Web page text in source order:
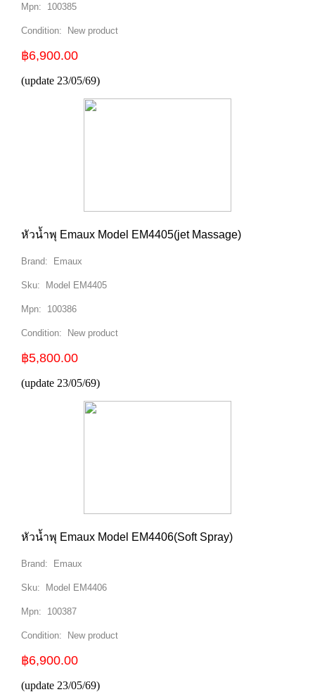
Mpn: 100385
Condition: New product
฿6,900.00
(update 23/05/69)
หัวน้ำพุ Emaux Model EM4405(jet Massage)
Brand: Emaux
Sku: Model EM4405
Mpn: 100386
Condition: New product
฿5,800.00
(update 23/05/69)
หัวน้ำพุ Emaux Model EM4406(Soft Spray)
Brand: Emaux
Sku: Model EM4406
Mpn: 100387
Condition: New product
฿6,900.00
(update 23/05/69)